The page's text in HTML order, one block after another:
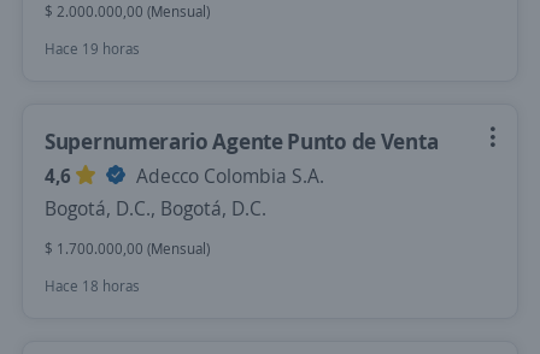
$ 2.000.000,00 (Mensual)
Hace 19 horas
Supernumerario Agente Punto de Venta
4,6
Adecco Colombia S.A.
Bogotá, D.C., Bogotá, D.C.
$ 1.700.000,00 (Mensual)
Hace 18 horas